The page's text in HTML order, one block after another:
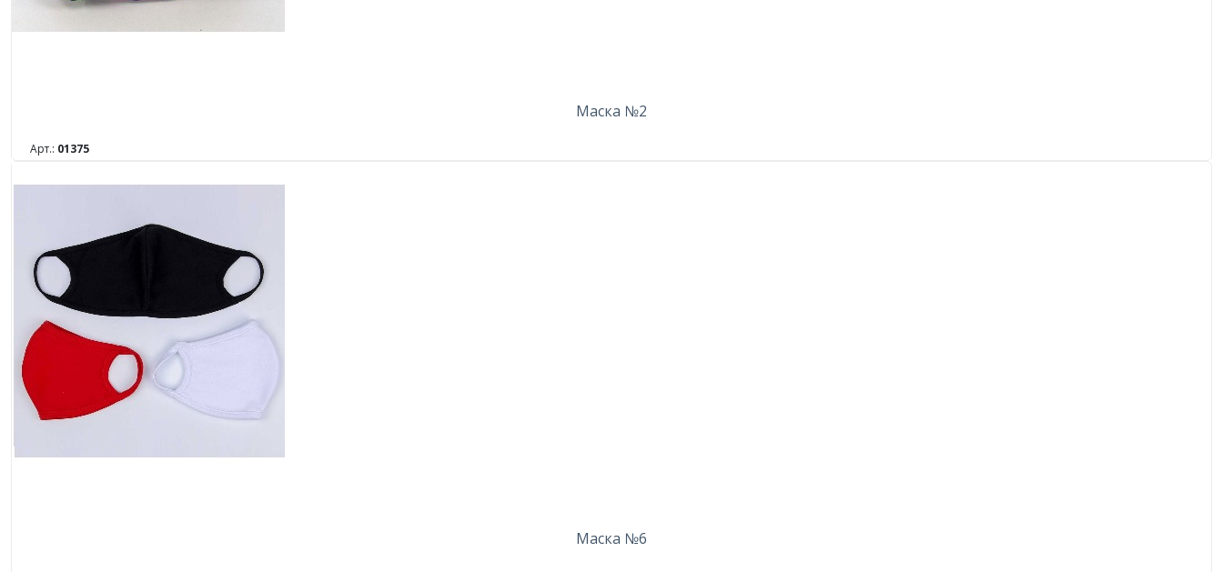
Маска №2
Арт.: 01375
Маска №6